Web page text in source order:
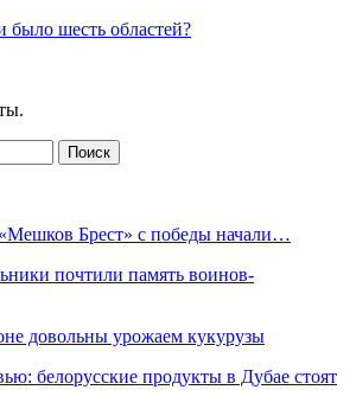
было шесть областей?
Брест» с победы начали…
почтили память воинов-
довольны урожаем кукурузы
белорусские продукты в Дубае стоят